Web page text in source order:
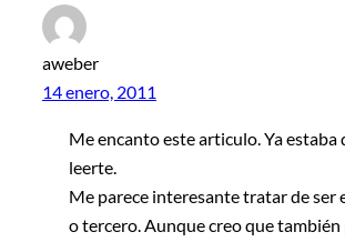
aweber
14 enero, 2011
Me encanto este articulo. Ya estaba
leerte.
Me parece interesante tratar de ser
o tercero. Aunque creo que también